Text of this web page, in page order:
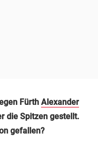
Fürth Alexander
die Spitzen gestellt.
gefallen?